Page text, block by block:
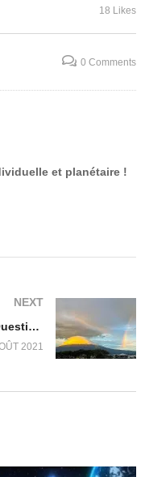
18 Likes
0 Comments
et planétaire !
NEXT
Situation planétaire au 24 août 2021 – Questions et Commentaires le lundi 30 août
2021